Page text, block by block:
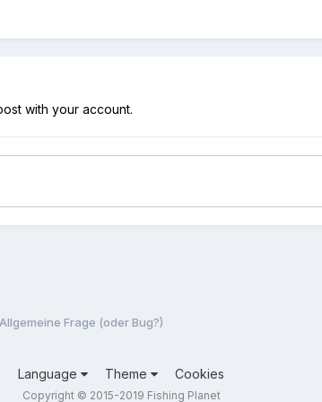
with your account.
Allgemeine Frage (oder Bug?)
Language Theme Cookies
Copyright © 2015-2019 Fishing Planet